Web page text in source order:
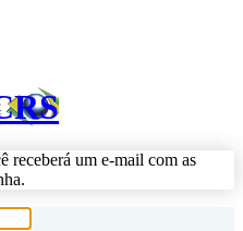
receberá um e-mail com as